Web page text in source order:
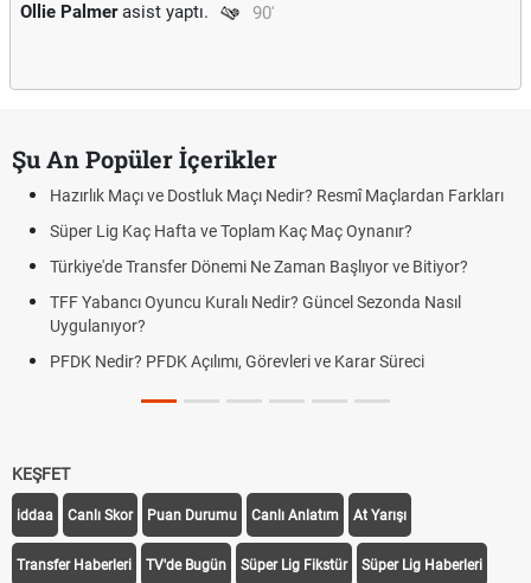
90'
Ollie Palmerasist yaptı.
Şu An Popüler İçerikler
Hazırlık Maçı ve Dostluk Maçı Nedir? Resmî Maçlardan Farkları
Süper Lig Kaç Hafta ve Toplam Kaç Maç Oynanır?
Türkiye'de Transfer Dönemi Ne Zaman Başlıyor ve Bitiyor?
TFF Yabancı Oyuncu Kuralı Nedir? Güncel Sezonda Nasıl
Uygulanıyor?
PFDK Nedir? PFDK Açılımı, Görevleri ve Karar Süreci
KEŞFET
iddaa Canlı Skor Puan Durumu Canlı Anlatım At Yarışı
Transfer Haberleri TV'de Bugün Süper Lig Fikstür Süper Lig Haberleri